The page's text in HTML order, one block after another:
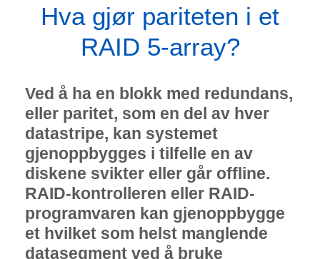
Hva gjør pariteten i et
RAID 5-array?
Ved å ha en blokk med redundans,
eller paritet, som en del av hver
datastripe, kan systemet
gjenoppbygges i tilfelle en av
diskene svikter eller går offline.
RAID-kontrolleren eller RAID-
programvaren kan gjenoppbygge
et hvilket som helst manglende
datasegment ved å bruke